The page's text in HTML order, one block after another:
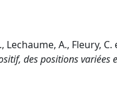
A., Fleury, C.
des positions variées